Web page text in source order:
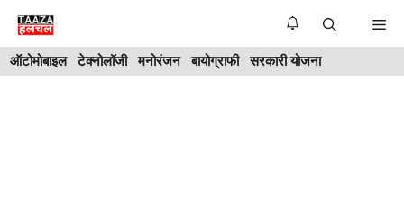
Skip
content
ऑटोमोबाइल टेक्नोलॉजी मनोरंजन बायोग्राफी सरकारी योजना